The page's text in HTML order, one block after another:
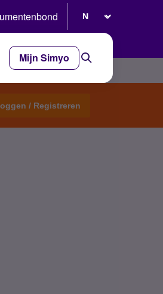
Mijn Simyo
/ Registreren